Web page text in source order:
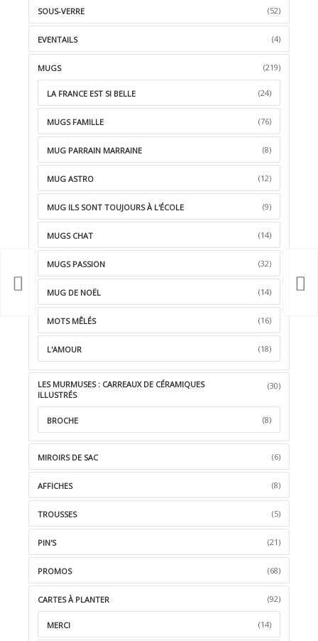
SOUS-VERRE (52)
EVENTAILS (4)
MUGS (219)
LA FRANCE EST SI BELLE (24)
MUGS FAMILLE (76)
MUG PARRAIN MARRAINE (8)
MUG ASTRO (12)
MUG ILS SONT TOUJOURS À L'ÉCOLE (9)
MUGS CHAT (14)
MUGS PASSION (32)
MUG DE NOËL (14)
MOTS MÊLÉS (16)
L'AMOUR (18)
LES MURMUSES : CARREAUX DE CÉRAMIQUES
ILLUSTRÉS
(30)
BROCHE (8)
MIROIRS DE SAC (6)
AFFICHES (8)
TROUSSES (5)
PIN'S (21)
PROMOS (68)
CARTES À PLANTER (92)
MERCI (14)